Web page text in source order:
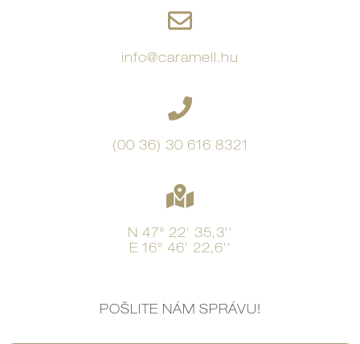
info@caramell.hu
(00 36) 30 616 8321
N 47° 22' 35,3''
E 16° 46' 22,6''
POŠLITE NÁM SPRÁVU!